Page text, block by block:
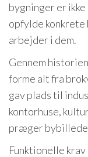
bygninger er
opfylde konkrete
arbejder i dem.
Gennem
forme alt fra
gav plads til
kontorhuse,
præger
Funktionelle